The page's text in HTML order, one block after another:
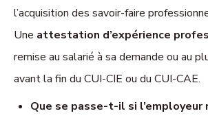
l’acquisition des savoir-faire
Une attestation d’expérience
remise au salarié à sa demande ou au
avant la fin du CUI-CIE ou du CUI-CAE.
Que se passe-t-il si l’employeur